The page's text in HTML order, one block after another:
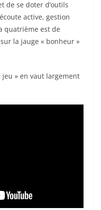
de se doter d’outils
active, gestion
quatrième est de
la jauge « bonheur »
jeu » en vaut largement